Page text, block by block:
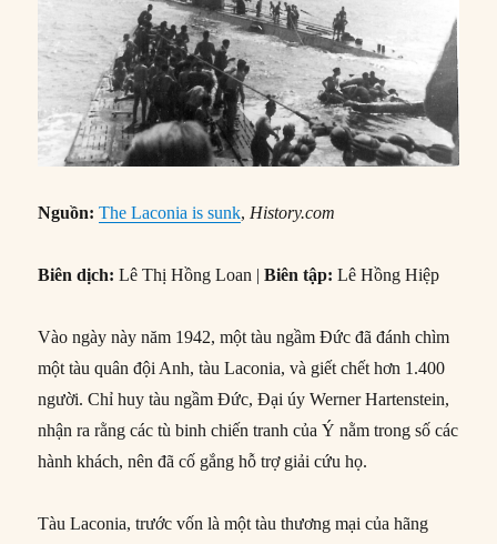
Nguồn:The Laconia is sunk, History.com
Biên dịch: Lê Thị Hồng Loan |Biên tập:Lê Hồng Hiệp
Vào ngày này năm 1942, một tàu ngầm Đức đã đánh chìm
một tàu quân đội Anh, tàu Laconia, và giết chết hơn 1.400
người. Chỉ huy tàu ngầm Đức, Đại úy Werner Hartenstein,
nhận ra rằng các tù binh chiến tranh của Ý nằm trong số các
hành khách, nên đã cố gắng hỗ trợ giải cứu họ.
Tàu Laconia, trước vốn là một tàu thương mại của hãng